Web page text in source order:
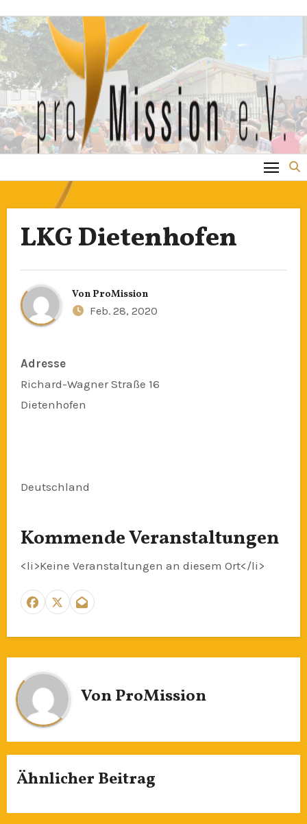
Inhalt
springen
LKG Dietenhofen
Von ProMission
Feb. 28, 2020
Adresse
Richard-Wagner Straße 16
Dietenhofen
Deutschland
Kommende Veranstaltungen
<li>Keine Veranstaltungen an diesem Ort</li>
VonProMission
Ähnlicher Beitrag